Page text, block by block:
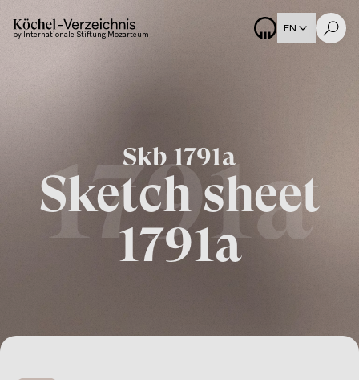
by Internationale Stiftung Mozarteum EN
Skb 1791a
Sketch sheet
1791a
1791a